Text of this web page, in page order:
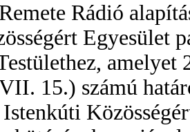
Rádió
Egyesület
amelyet
15.) számú